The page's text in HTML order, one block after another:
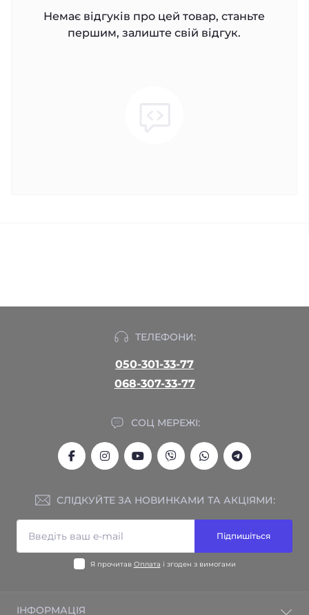
Немає відгуків про цей товар, станьте
першим, залиште свій відгук.
ТЕЛЕФОНИ:
050-301-33-77
068-307-33-77
СОЦ МЕРЕЖІ:
СЛІДКУЙТЕ ЗА НОВИНКАМИ ТА АКЦІЯМИ:
Підпишіться
Я прочитав Оплата і згоден з вимогами
ІНФОРМАЦІЯ